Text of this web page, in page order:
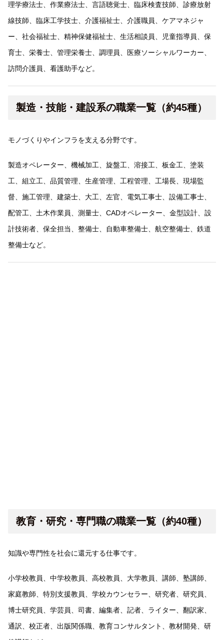
理学療法士、作業療法士、言語聴覚士、臨床検査技師、診療放射
線技師、臨床工学技士、介護福祉士、介護職員、ケアマネジャ
ー、社会福祉士、精神保健福祉士、生活相談員、児童指導員、保
育士、栄養士、管理栄養士、調理員、医療ソーシャルワーカー、
訪問介護員、看護助手など。
製造・技能・建設系の職業一覧（約45種）
モノづくりやインフラを支える分野です。
製造オペレーター、機械加工、旋盤工、溶接工、板金工、塗装
工、組立工、品質管理、生産管理、工程管理、工場長、現場監
督、施工管理、建築士、大工、左官、電気工事士、設備工事士、
配管工、土木作業員、測量士、CADオペレーター、金型設計、設
計技術者、保全担当、整備士、自動車整備士、航空整備士、鉄道
整備士など。
教育・研究・専門職の職業一覧（約40種）
知識や専門性を社会に還元する仕事です。
小学校教員、中学校教員、高校教員、大学教員、講師、塾講師、
家庭教師、特別支援教員、学校カウンセラー、研究者、研究員、
博士研究員、学芸員、司書、編集者、記者、ライター、翻訳家、
通訳、校正者、出版関係職、教育コンサルタント、教材開発、研